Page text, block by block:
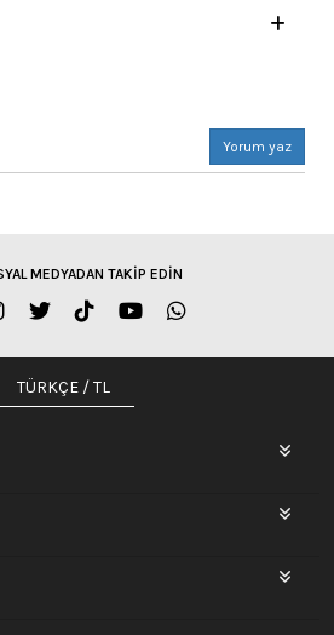
Yorum yaz
MEDYADAN TAKİP EDİN
TÜRKÇE / TL